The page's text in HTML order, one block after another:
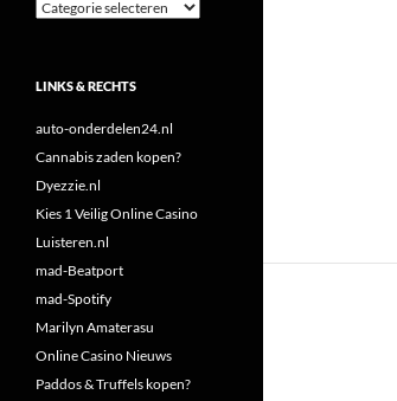
Categorieën
LINKS & RECHTS
auto-onderdelen24.nl
Cannabis zaden kopen?
Dyezzie.nl
Kies 1 Veilig Online Casino
Luisteren.nl
mad-Beatport
mad-Spotify
Marilyn Amaterasu
Online Casino Nieuws
Paddos & Truffels kopen?